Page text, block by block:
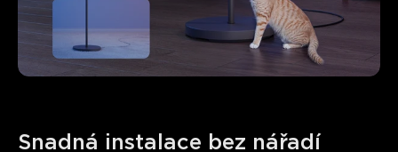
Snadná instalace bez nářadí